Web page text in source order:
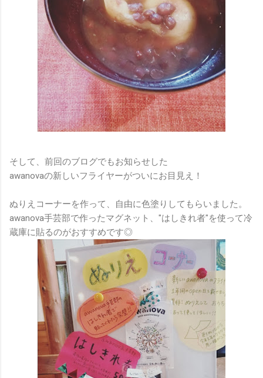
そして、前回のブログでもお知らせした
awanovaの新しいフライヤーがついにお目見え！
ぬりえコーナーを作って、自由に色塗りしてもらいました。
awanova手芸部で作ったマグネット、"はしきれ者"を使って冷
蔵庫に貼るのがおすすめです◎